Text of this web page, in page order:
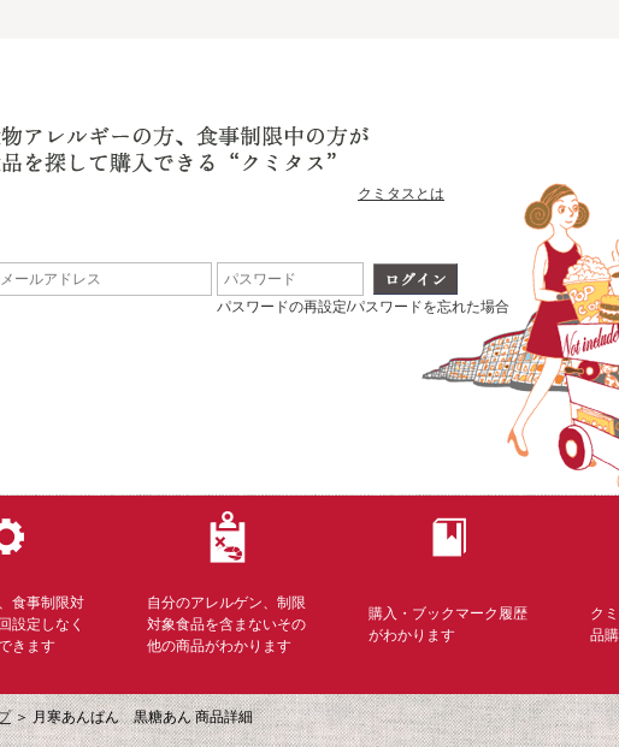
クミタスとは
パスワードの再設定/パスワードを忘れた場合
食事制限対
設定しなく
きます
自分のアレルゲン、制限
対象食品を含まないその
他の商品がわかります
購入・ブックマーク履歴
がわかります
ク
品
＞月寒あんぱん 黒糖あん 商品詳細